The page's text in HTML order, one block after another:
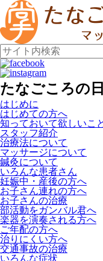
たなごころの
はじめに
はじめての方へ
知っておいて欲しいこ
スタッフ紹介
治療法について
マッサージについて
鍼灸について
いろんな患者さん
妊娠中・産後の方へ
お子さん連れの方へ
お子さんの治療
部活動をガンバル君へ
楽器を演奏される方へ
ご年配の方へ
治りにくい方へ
交通事故の治療
いろんな症状